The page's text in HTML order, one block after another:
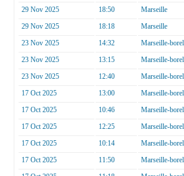
29 Nov 2025
18:50 Marseille
29 Nov 2025
18:18 Marseille
23 Nov 2025
14:32 Marseille-
23 Nov 2025
13:15 Marseille-
23 Nov 2025
12:40 Marseille-
17 Oct 2025
13:00 Marseille-
17 Oct 2025
10:46 Marseille-
17 Oct 2025
12:25 Marseille-
17 Oct 2025
10:14 Marseille-
17 Oct 2025
11:50 Marseille-